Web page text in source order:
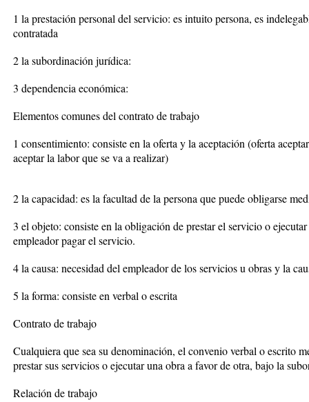
1 la prestación personal del servicio: es intuito persona, es
contratada
2 la subordinación jurídica:
3 dependencia económica:
Elementos comunes del contrato de trabajo
1 consentimiento: consiste en la oferta y la aceptación (oferta
aceptar la labor que se va a realizar)
2 la capacidad: es la facultad de la persona que puede obligarse
3 el objeto: consiste en la obligación de prestar el servicio o
empleador pagar el servicio.
4 la causa: necesidad del empleador de los servicios u obras y la
5 la forma: consiste en verbal o escrita
Contrato de trabajo
Cualquiera que sea su denominación, el convenio verbal o escrito
prestar sus servicios o ejecutar una obra a favor de otra, bajo la
Relación de trabajo